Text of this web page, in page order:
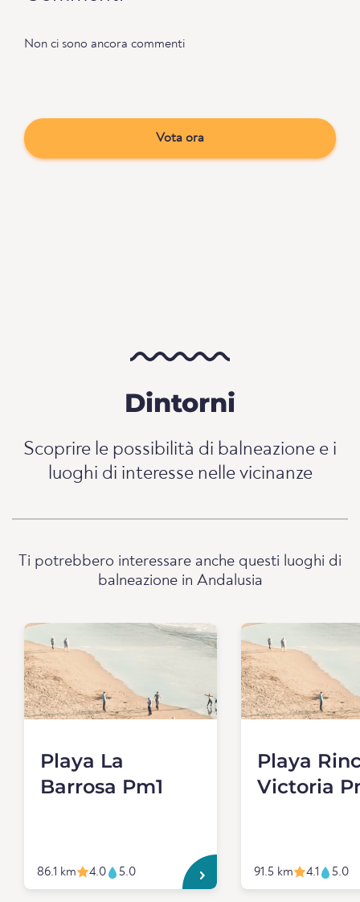
Non ci sono ancora commenti
Vota ora
Dintorni
Scoprire le possibilità di balneazione e i
luoghi di interesse nelle vicinanze
Ti potrebbero interessare anche questi luoghi di
balneazione in Andalusia
Playa La
Barrosa Pm1
86.1 km 4.0 5.0
Playa
Victoria
91.5 km 4.1 5.0